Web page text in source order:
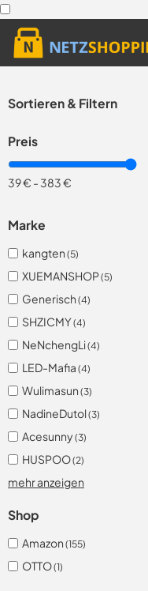
Sortieren & Filtern
Preis
39 € - 383 €
Marke
kangten (5)
XUEMANSHOP(5)
Generisch (4)
SHZICMY(4)
NeNchengLi(4)
LED-Mafia (4)
Wulimasun (3)
NadineDutol(3)
Acesunny(3)
HUSPOO(2)
mehr anzeigen
Shop
Amazon (155)
OTTO(1)